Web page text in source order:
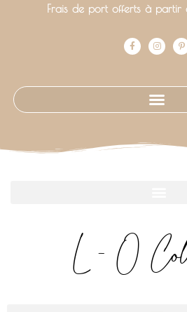
Frais de port offerts à
L - O